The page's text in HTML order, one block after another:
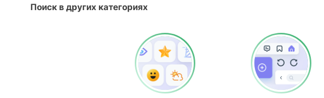
Поиск в других категориях